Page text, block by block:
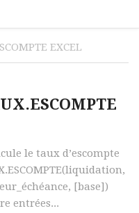
EXCEL
le taux d’escompte
[base])
entrées...